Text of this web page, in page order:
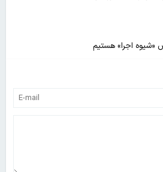
«شیوه اجرا» هستیم